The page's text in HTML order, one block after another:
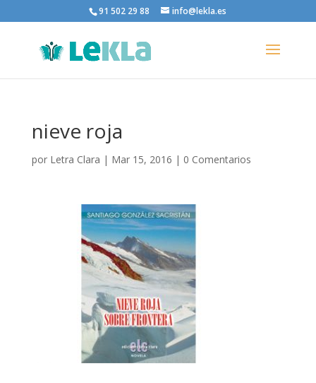
91 502 29 88 info@lekla.es
nieve roja
por Letra Clara | Mar 15, 2016 | 0 Comentarios